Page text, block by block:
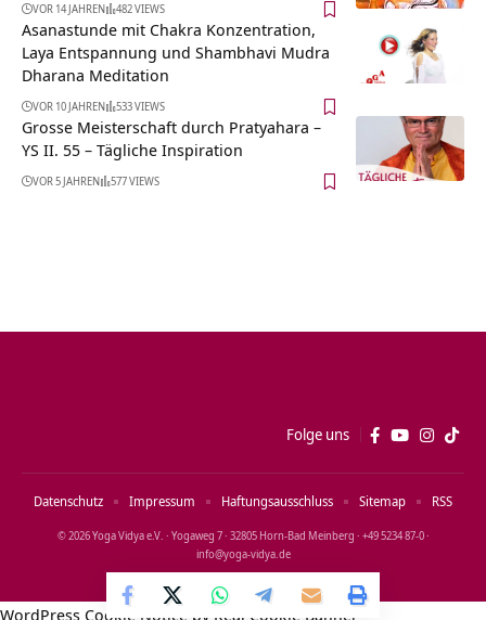
VOR 14 JAHREN 482 VIEWS
Asanastunde mit Chakra Konzentration,
Laya Entspannung und Shambhavi Mudra
Dharana Meditation
VOR 10 JAHREN 533 VIEWS
Grosse Meisterschaft durch Pratyahara –
YS II. 55 – Tägliche Inspiration
VOR 5 JAHREN 577 VIEWS
Folge uns
© 2026 Yoga Vidya e.V. · Yogaweg 7 · 32805 Horn‑Bad Meinberg · +49 5234 87‑0 ·
info@yoga‑vidya.de
Datenschutz Impressum Haftungsausschluss Sitemap RSS
WordPress Cookie Notice by Real Cookie Banner